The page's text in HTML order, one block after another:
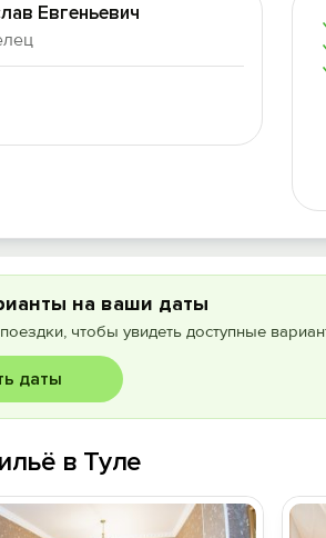
Евгеньевич
на ваши даты
чтобы увидеть доступные
даты
в Туле